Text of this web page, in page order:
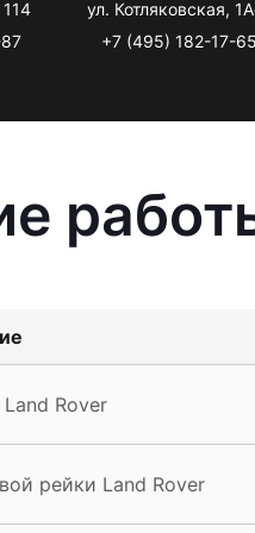
ул. Котляковская,
+7 (495) 182-17-65
Rover
рейки Land Rover